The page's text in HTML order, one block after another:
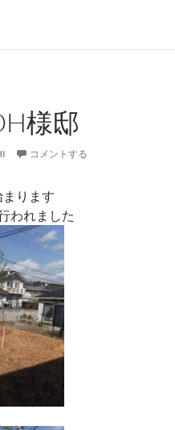
様邸
コメントする
ります
われました